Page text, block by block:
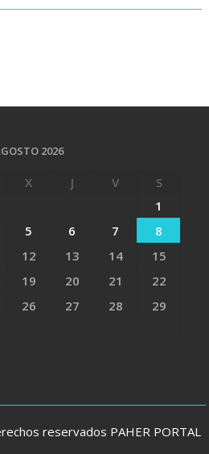
2026
X J V
S
1
5 6 7
8
12 13 14
15
19 20 21
22
26 27 28
29
reservados PAHER PORTAL